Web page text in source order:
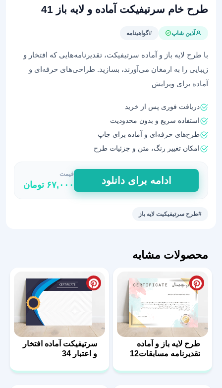
طرح خام سرتیفیکت آماده و لایه باز 41
آذین شاپ #گواهینامه
با طرح‌ لایه باز و آماده سرتیفیکت، تقدیرنامه‌هایی که افتخار و
زیبایی را به ارمغان می‌آورند، بسازید. طراحی‌های حرفه‌ای و
آماده برای ویرایش
دریافت فوری پس از خرید
استفاده سریع و بدون محدودیت
طرح‌های حرفه‌ای و آماده برای چاپ
امکان تغییر رنگ، متن و جزئیات طرح
طرح
خام
سرتیفیکت
آماده
41
ادامه برای دانلود
قیمت
۶۷,۰۰۰ تومان
#طرح سرتیفیکیت لایه باز
محصولات مشابه
طرح لایه باز و آماده
تقدیرنامه مسابقات12
سرتیفیکت‌ آماده افتخار
و اعتبار 34